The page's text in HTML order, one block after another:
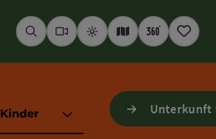
SuchenWebcams
WetterInteraktive
360°
Kinder Unterkunft